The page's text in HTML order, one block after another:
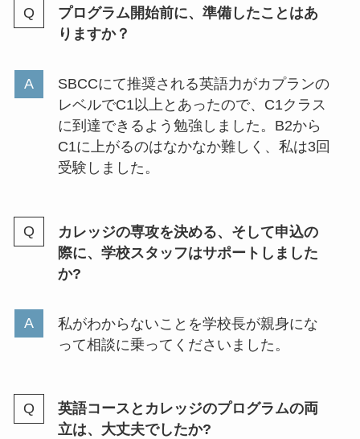
プログラム開始前に、準備したことはあ
りますか？
SBCCにて推奨される英語力がカプランの
レベルでC1以上とあったので、C1クラス
に到達できるよう勉強しました。B2から
C1に上がるのはなかなか難しく、私は3回
受験しました。
カレッジの専攻を決める、そして申込の
際に、学校スタッフはサポートしました
か?
私がわからないことを学校長が親身にな
って相談に乗ってくださいました。
英語コースとカレッジのプログラムの両
立は、大丈夫でしたか?